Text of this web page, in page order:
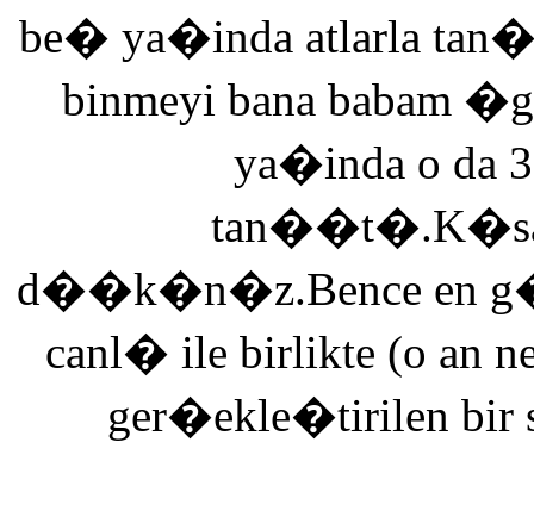
be� ya�inda atlarla
binmeyi bana babam
ya�inda o da
d��k�n�z.Bence en
canl� ile birlikte (o an
ger�ekle�tirilen bir